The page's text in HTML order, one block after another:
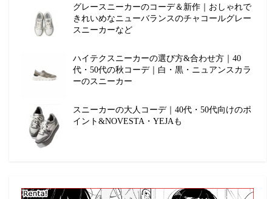
グレースニーカーのコーデ＆新作｜おしゃれで
きれいめなニューバランスのチャコールグレー
スニーカーなど
ハイテクスニーカーの選び方&合わせ方｜40
代・50代の秋コーデ｜白・黒・ニュアンスカラ
ーのスニーカー
スニーカーの大人コーデ｜40代・50代向けのポ
イント&NOVESTA・YEJAも